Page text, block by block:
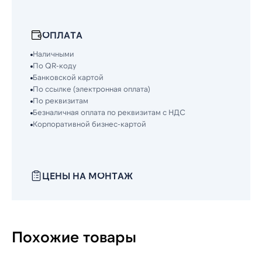
ОПЛАТА
Наличными
По QR-коду
Банковской картой
По ссылке (электронная оплата)
По реквизитам
Безналичная оплата по реквизитам с НДС
Корпоративной бизнес-картой
ЦЕНЫ НА МОНТАЖ
Похожие товары